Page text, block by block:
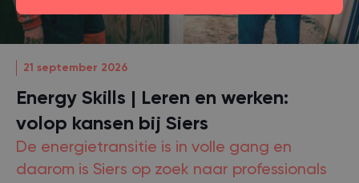
21 september 2026
Energy Skills | Leren en werken:
volop kansen bij Siers
De energietransitie is in volle gang en
daarom is Siers op zoek naar professionals